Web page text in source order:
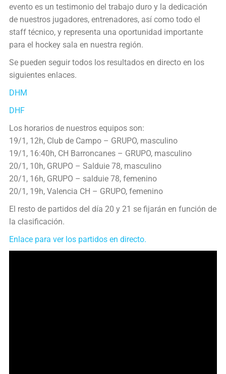
evento es un testimonio del trabajo duro y la dedicación
de nuestros jugadores, entrenadores, así como todo el
staff técnico, y representa una oportunidad importante
para el hockey sala en nuestra región.
Se pueden seguir todos los resultados en directo en los
siguientes enlaces.
DHM
DHF
Los horarios de nuestros equipos son:
19/1, 12h, Club de Campo – GRUPO, masculino
19/1, 16:40h, CH Barroncanes – GRUPO, masculino
20/1, 10h, GRUPO – Salduie 78, masculino
20/1, 16h, GRUPO – salduie 78, femenino
20/1, 19h, Valencia CH – GRUPO, femenino
El resto de partidos del día 20 y 21 se fijarán en función de
la clasificación.
Enlace para ver los partidos en directo.